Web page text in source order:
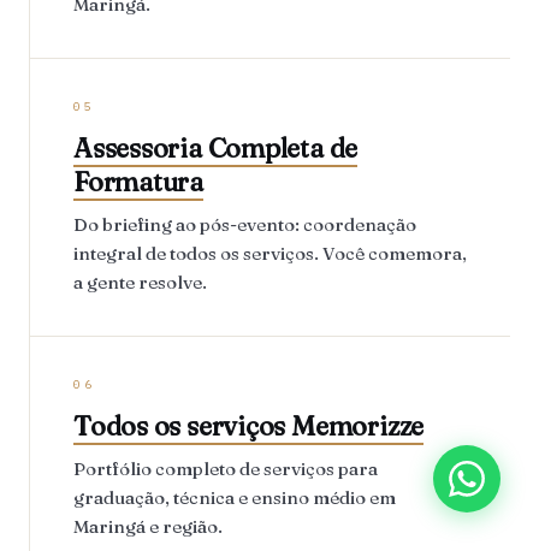
05
Assessoria Completa de
Formatura
Do briefing ao pós-evento: coordenação
integral de todos os serviços. Você comemora,
a gente resolve.
06
Todos os serviços Memorizze
Portfólio completo de serviços para
graduação, técnica e ensino médio em
Maringá e região.